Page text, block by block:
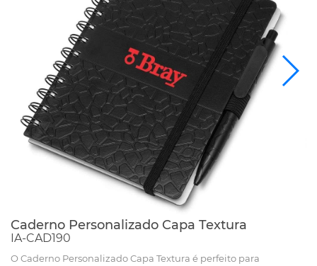
Caderno Personalizado Capa Textura
IA-CAD190
O Caderno Personalizado Capa Textura é perfeito para